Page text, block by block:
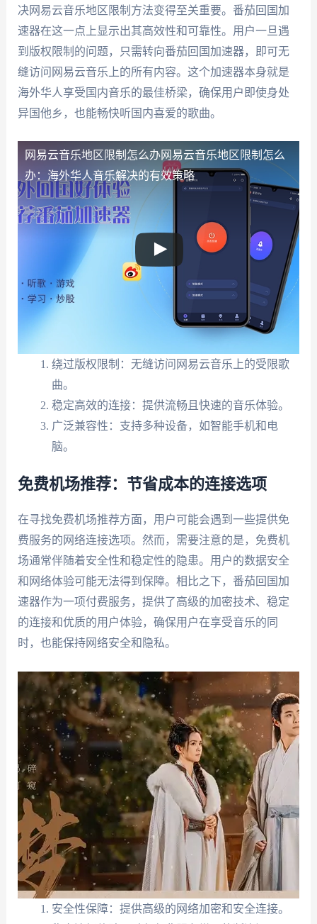
决网易云音乐地区限制方法变得至关重要。番茄回国加
速器在这一点上显示出其高效性和可靠性。用户一旦遇
到版权限制的问题，只需转向番茄回国加速器，即可无
缝访问网易云音乐上的所有内容。这个加速器本身就是
海外华人享受国内音乐的最佳桥梁，确保用户即使身处
异国他乡，也能畅快听国内喜爱的歌曲。
网易云音乐地区限制怎么办网易云音乐地区限制怎么
办：海外华人音乐解决的有效策略
绕过版权限制：无缝访问网易云音乐上的受限歌
曲。
稳定高效的连接：提供流畅且快速的音乐体验。
广泛兼容性：支持多种设备，如智能手机和电
脑。
免费机场推荐：节省成本的连接选项
在寻找免费机场推荐方面，用户可能会遇到一些提供免
费服务的网络连接选项。然而，需要注意的是，免费机
场通常伴随着安全性和稳定性的隐患。用户的数据安全
和网络体验可能无法得到保障。相比之下，番茄回国加
速器作为一项付费服务，提供了高级的加密技术、稳定
的连接和优质的用户体验，确保用户在享受音乐的同
时，也能保持网络安全和隐私。
安全性保障：提供高级的网络加密和安全连接。